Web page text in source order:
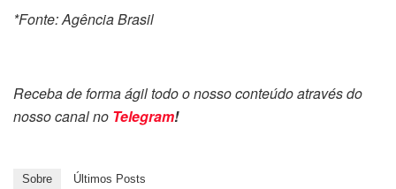
*Fonte: Agência Brasil
Receba de forma ágil todo o nosso conteúdo através do
nosso canal no Telegram!
Sobre Últimos Posts